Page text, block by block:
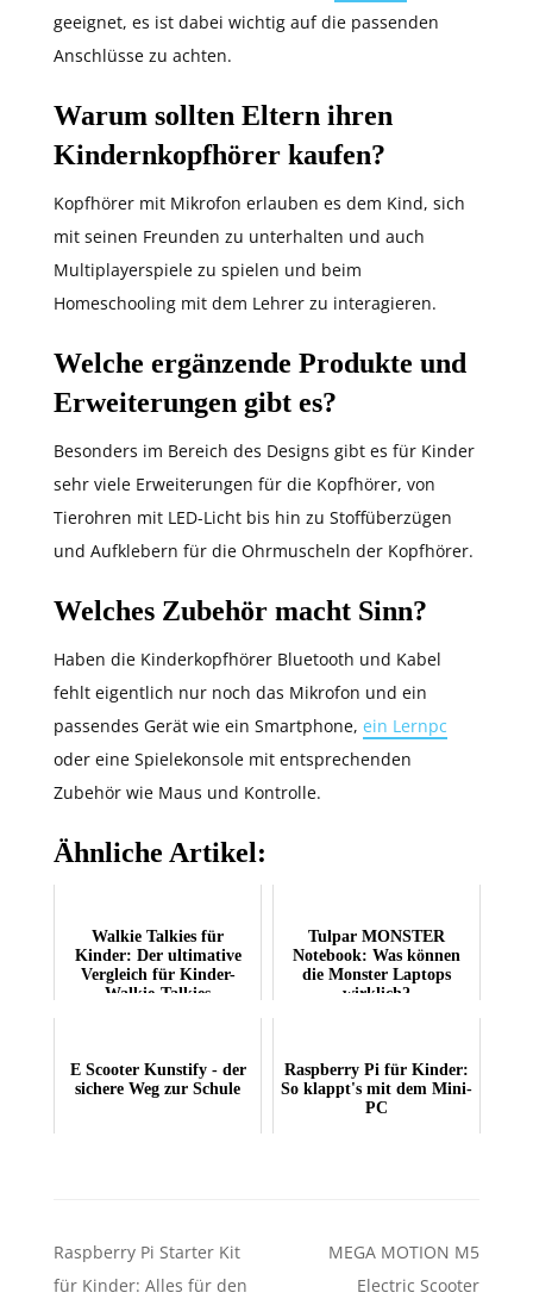
geeignet, es ist dabei wichtig auf die passenden
Anschlüsse zu achten.
Warum sollten Eltern ihren
Kindernkopfhörer kaufen?
Kopfhörer mit Mikrofon erlauben es dem Kind, sich
mit seinen Freunden zu unterhalten und auch
Multiplayerspiele zu spielen und beim
Homeschooling mit dem Lehrer zu interagieren.
Welche ergänzende Produkte und
Erweiterungen gibt es?
Besonders im Bereich des Designs gibt es für Kinder
sehr viele Erweiterungen für die Kopfhörer, von
Tierohren mit LED-Licht bis hin zu Stoffüberzügen
und Aufklebern für die Ohrmuscheln der Kopfhörer.
Welches Zubehör macht Sinn?
Haben die Kinderkopfhörer Bluetooth und Kabel
fehlt eigentlich nur noch das Mikrofon und ein
passendes Gerät wie ein Smartphone, ein Lernpc
oder eine Spielekonsole mit entsprechenden
Zubehör wie Maus und Kontrolle.
Ähnliche Artikel:
Walkie Talkies für
Kinder: Der ultimative
Vergleich für Kinder-
Walkie-Talkies
Tulpar MONSTER
Notebook: Was können
die Monster Laptops
wirklich?
E Scooter Kunstify - der
sichere Weg zur Schule
Raspberry Pi für Kinder:
So klappt's mit dem Mini-
PC
Beitragsnavigation
Raspberry Pi Starter Kit
für Kinder: Alles für den
MEGA MOTION M5
Electric Scooter